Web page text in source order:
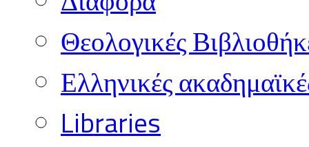
Θεολογικές
Ελληνικές
Libraries